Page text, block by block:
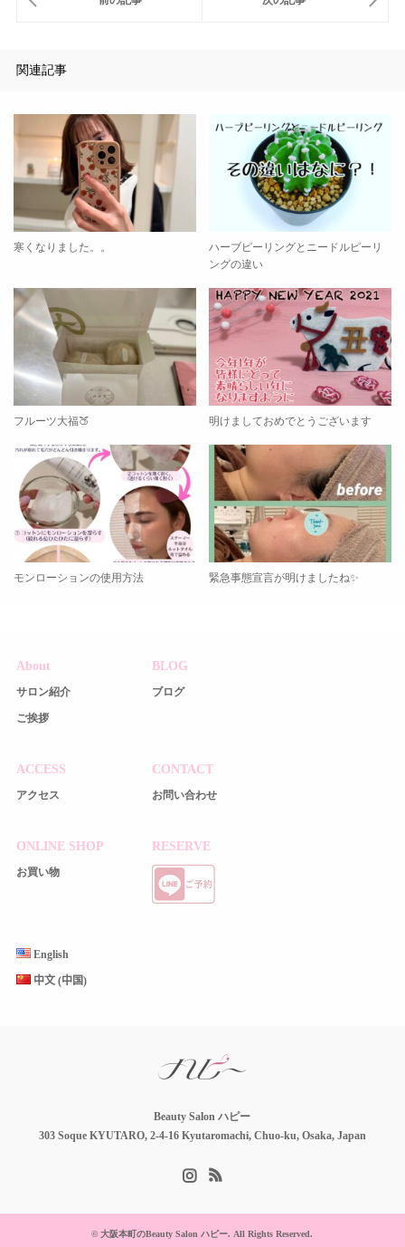
関連記事
寒くなりました。。
ハーブピーリングとニードルピーリ
ングの違い
フルーツ大福🍑 明けましておめでとうございます
モンローションの使用方法 緊急事態宣言が明けましたね✨
About
サロン紹介
ご挨拶
BLOG
ブログ
ACCESS
アクセス
CONTACT
お問い合わせ
ONLINE SHOP
お買い物
RESERVE
English
中文 (中国)
Beauty Salon ハピー
303 Soque KYUTARO, 2-4-16 Kyutaromachi, Chuo-ku, Osaka, Japan
©大阪本町のBeauty Salon ハピー. All Rights Reserved.